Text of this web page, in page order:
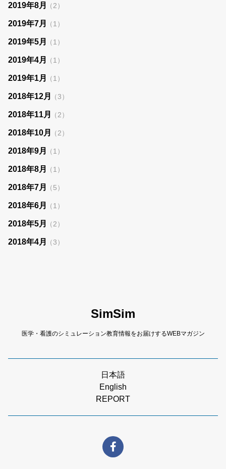
2019年8月 （2）
2019年7月 （1）
2019年5月 （1）
2019年4月 （1）
2019年1月 （1）
2018年12月 （3）
2018年11月 （2）
2018年10月 （2）
2018年9月 （1）
2018年8月 （1）
2018年7月 （5）
2018年6月 （1）
2018年5月 （2）
2018年4月 （3）
SimSim
医学・看護のシミュレーション教育情報をお届けするWEBマガジン
日本語
English
REPORT